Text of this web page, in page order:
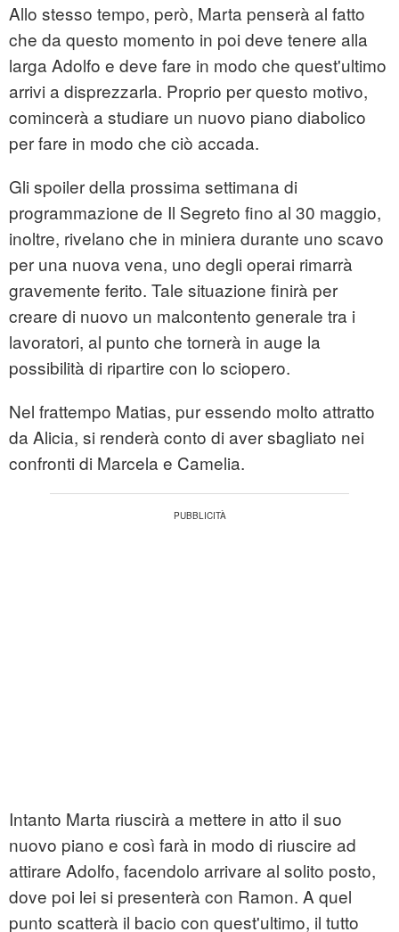
Allo stesso tempo, però, Marta penserà al fatto
che da questo momento in poi deve tenere alla
larga Adolfo e deve fare in modo che quest'ultimo
arrivi a disprezzarla. Proprio per questo motivo,
comincerà a studiare un nuovo piano diabolico
per fare in modo che ciò accada.
Gli spoiler della prossima settimana di
programmazione de Il Segreto fino al 30 maggio,
inoltre, rivelano che in miniera durante uno scavo
per una nuova vena, uno degli operai rimarrà
gravemente ferito. Tale situazione finirà per
creare di nuovo un malcontento generale tra i
lavoratori, al punto che tornerà in auge la
possibilità di ripartire con lo sciopero.
Nel frattempo Matias, pur essendo molto attratto
da Alicia, si renderà conto di aver sbagliato nei
confronti di Marcela e Camelia.
Intanto Marta riuscirà a mettere in atto il suo
nuovo piano e così farà in modo di riuscire ad
attirare Adolfo, facendolo arrivare al solito posto,
dove poi lei si presenterà con Ramon. A quel
punto scatterà il bacio con quest'ultimo, il tutto